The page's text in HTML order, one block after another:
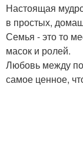
Настоящая
в простых,
Семья - это то
масок и ролей.
Любовь между
самое ценное,